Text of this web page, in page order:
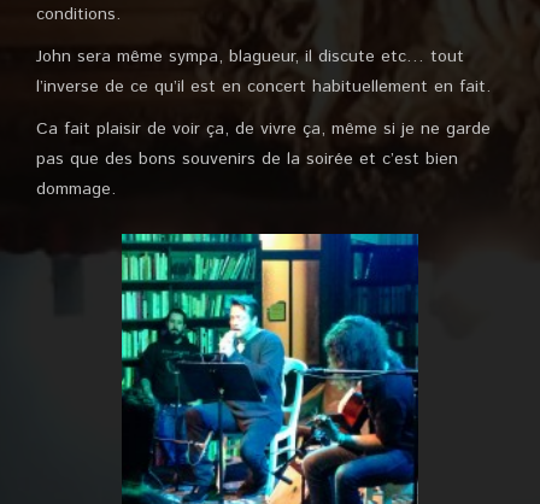
conditions.
John sera même sympa, blagueur, il discute etc… tout
l’inverse de ce qu’il est en concert habituellement en fait.
Ca fait plaisir de voir ça, de vivre ça, même si je ne garde
pas que des bons souvenirs de la soirée et c’est bien
dommage.